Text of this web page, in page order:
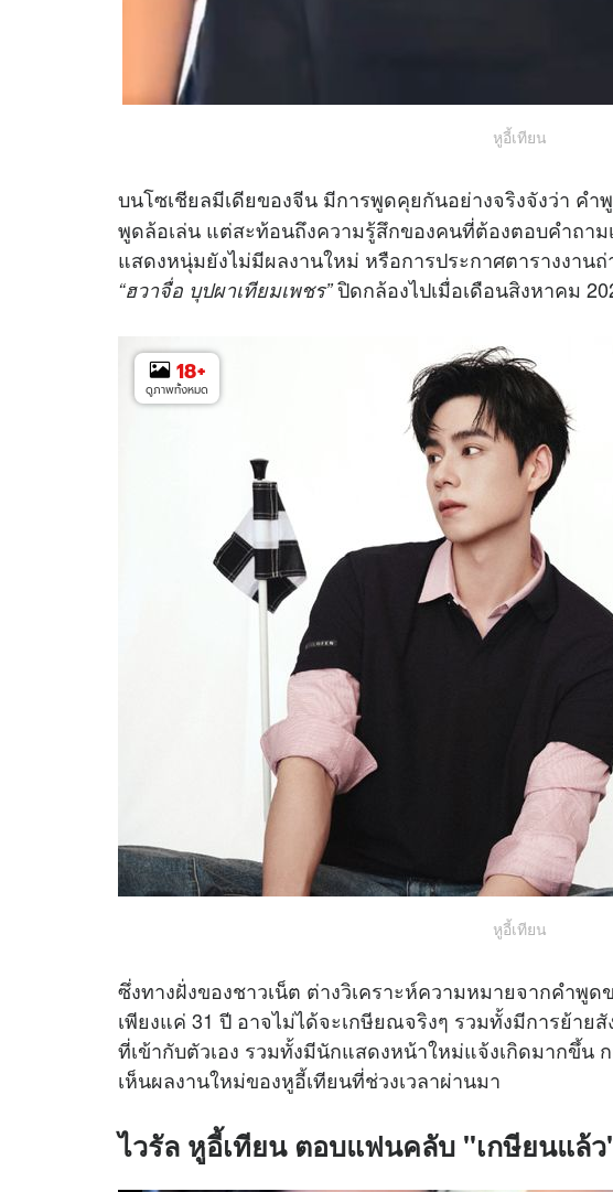
หูอี้เทียน
บนโซเชียลมีเดียของจีน มีการพูดคุยกันอย่างจริงจังว่า คำ
พูดล้อเล่น แต่สะท้อนถึงความรู้สึกของคนที่ต้องตอบคำถาม
แสดงหนุ่มยังไม่มีผลงานใหม่ หรือการประกาศตารางงาน
“ฮวาจื่อ บุปผาเทียมเพชร”ปิดกล้องไปเมื่อเดือนสิงหาคม
18+
ดูภาพทั้งหมด
หูอี้เทียน
ซึ่งทางฝั่งของชาวเน็ต ต่างวิเคราะห์ความหมายจากคำพู
เพียงแค่ 31 ปี อาจไม่ได้จะเกษียณจริงๆ รวมทั้งมีการย้าย
ที่เข้ากับตัวเอง รวมทั้งมีนักแสดงหน้าใหม่แจ้งเกิดมากขึ้น
เห็นผลงานใหม่ของหูอี้เทียนที่ช่วงเวลาผ่านมา
ไวรัล หูอี้เทียนตอบแฟนคลับ "เกษียนแล้ว